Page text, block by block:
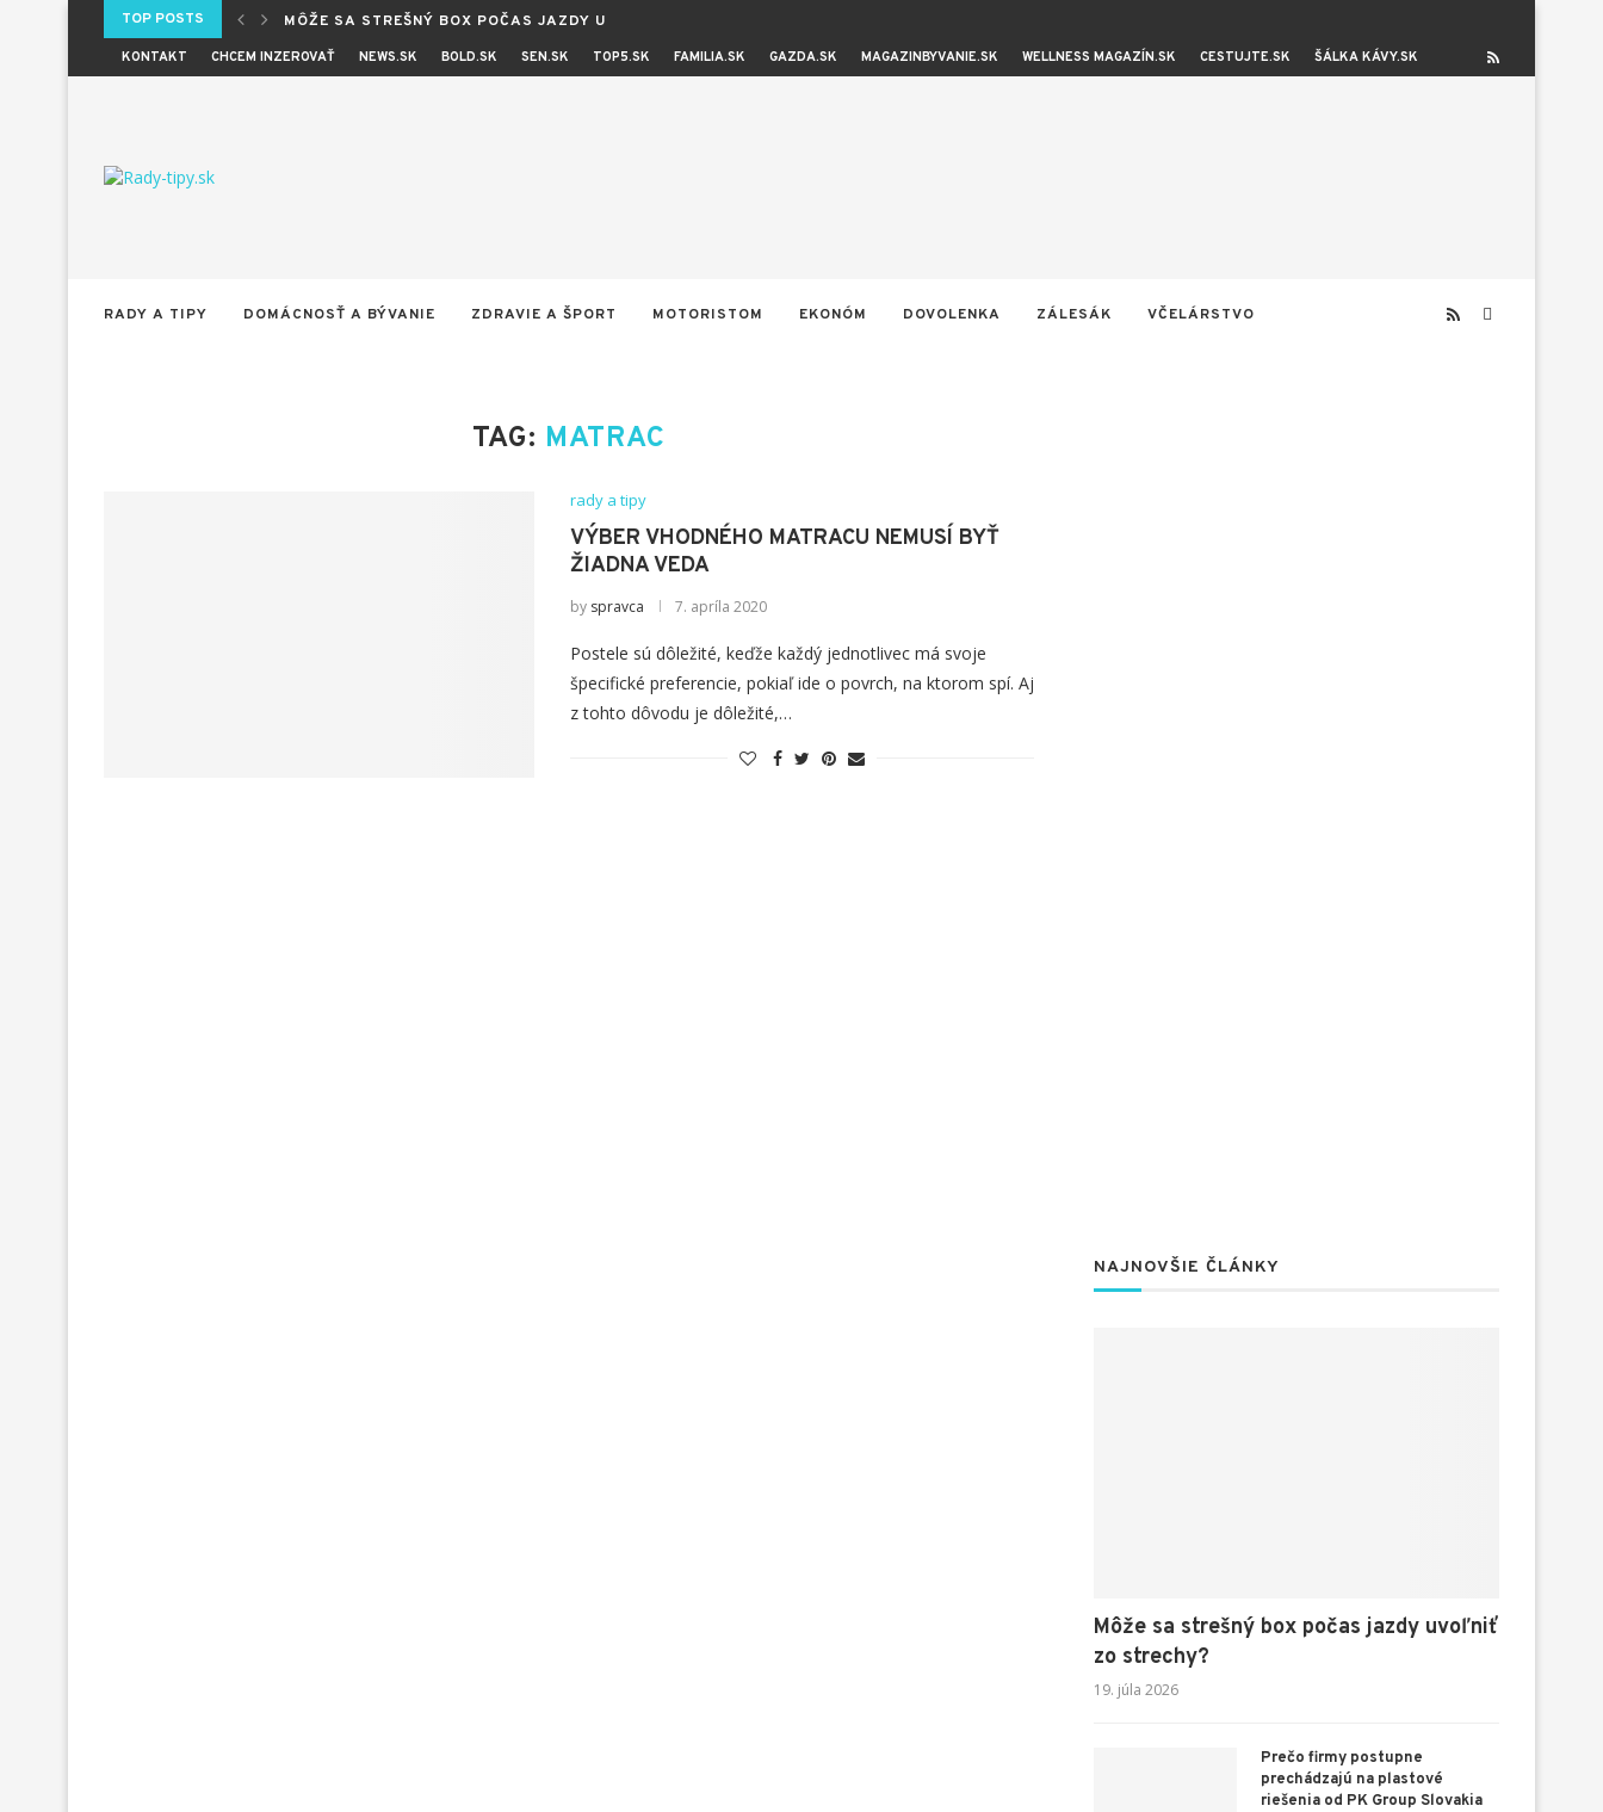
TOP POSTS MÔŽE SA STREŠNÝ BOX POČAS JAZDY UVOĽNIŤ ZO...
KONTAKT CHCEM INZEROVAŤ NEWS.SK BOLD.SK SEN.SK TOP5.SK FAMILIA.SK GAZDA.SK MAGAZINBYVANIE.SK WELLNESS MAGAZÍN.SK CESTUJTE.SK ŠÁLKA KÁVY.SK
RADY A TIPY DOMÁCNOSŤ A BÝVANIE ZDRAVIE A ŠPORT MOTORISTOM EKONÓM DOVOLENKA ZÁLESÁK VČELÁRSTVO
TAG: MATRAC
rady a tipy
VÝBER VHODNÉHO MATRACU NEMUSÍ BYŤ
ŽIADNA VEDA
by spravca 7. apríla 2020
Postele sú dôležité, keďže každý jednotlivec má svoje
špecifické preferencie, pokiaľ ide o povrch, na ktorom spí. Aj
z tohto dôvodu je dôležité,…
NAJNOVŠIE ČLÁNKY
Môže sa strešný box počas jazdy uvoľniť
zo strechy?
19. júla 2026
Prečo firmy postupne
prechádzajú na plastové
riešenia od PK Group Slovakia